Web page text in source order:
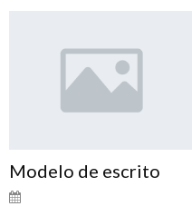
Modelo de escrito